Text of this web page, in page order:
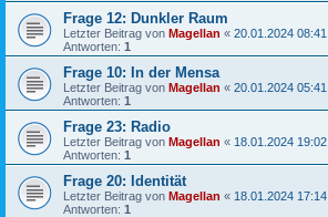
Frage 12: Dunkler Raum
Letzter Beitrag von Magellan « 20.01.2024 08:41
Antworten: 1
Frage 10: In der Mensa
Letzter Beitrag von Magellan « 20.01.2024 05:41
Antworten: 1
Frage 23: Radio
Letzter Beitrag von Magellan « 18.01.2024 19:02
Antworten: 1
Frage 20: Identität
Letzter Beitrag von Magellan « 18.01.2024 17:14
Antworten: 1